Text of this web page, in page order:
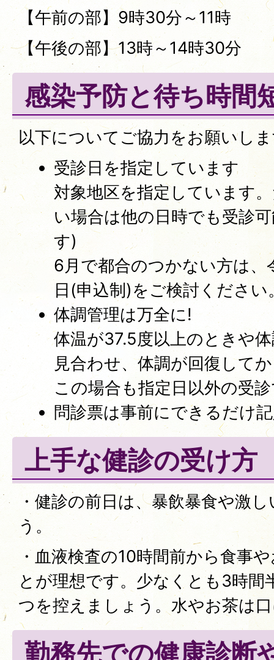
【午前の部】9時30分～11時
【午後の部】13時～14時30分
感染予防と待ち時間
以下についてご協力をお願いし
受診日を指定しています
対象地区を指定しています
い場合は他の日時でも受診
す)
6月で都合のつかない方は、
日(申込制)をご検討ください
体調管理は万全に!
体温が37.5度以上のときや
見合わせ、体調が回復して
この場合も指定日以外の受
問診票は事前にできるだけ
上手な健診の受け方
・健診の前日は、暴飲暴食や激
う。
・血液検査の10時間前から食事
とが理想です。少なくとも3時間
つを控えましょう。水やお茶は
勤務先での健康診断